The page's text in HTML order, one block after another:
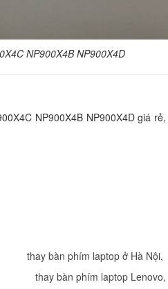
NP900X4B NP900X4D
NP900X4B NP900X4D giá
thay bàn phím laptop ở Hà Nội,
thay bàn phím laptop Lenovo,